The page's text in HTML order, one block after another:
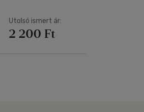
Utolsó ismert ár:
2 200 Ft